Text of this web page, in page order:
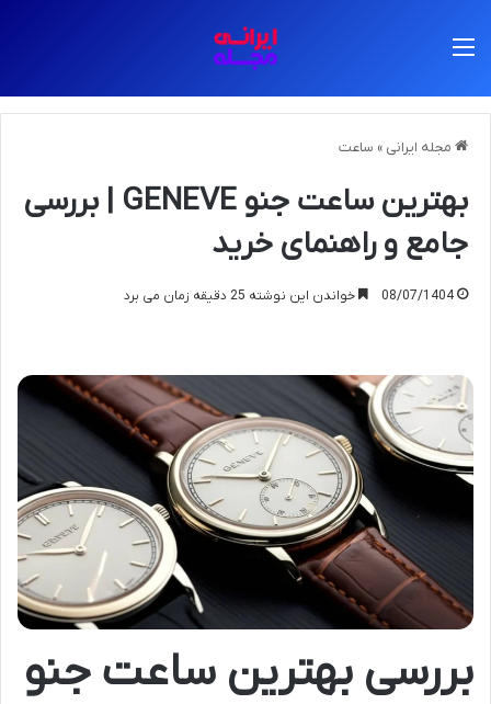
مجله ایرانی » ساعت
بهترین ساعت جنو GENEVE | بررسی
جامع و راهنمای خرید
08/07/1404 خواندن این نوشته 25 دقیقه زمان می برد
بررسی بهترین ساعت جنو